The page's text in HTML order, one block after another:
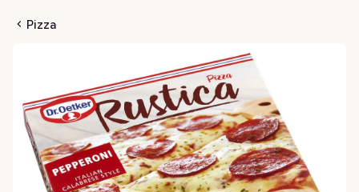
Pizza
Pepperoni Fryst